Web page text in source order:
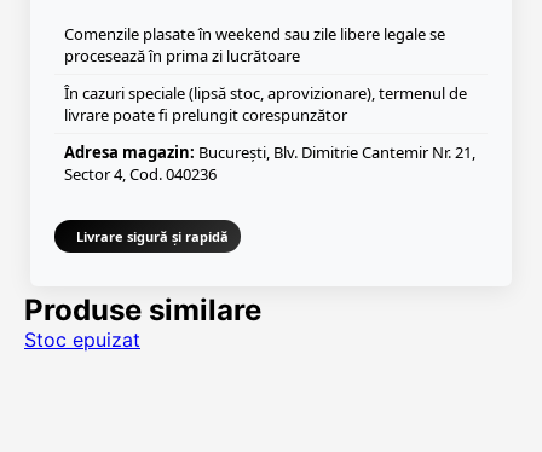
Comenzile plasate în weekend sau zile libere legale se
procesează în prima zi lucrătoare
În cazuri speciale (lipsă stoc, aprovizionare), termenul de
livrare poate fi prelungit corespunzător
Adresa magazin: București, Blv. Dimitrie Cantemir Nr. 21,
Sector 4, Cod. 040236
Livrare sigură și rapidă
Produse similare
Stoc epuizat